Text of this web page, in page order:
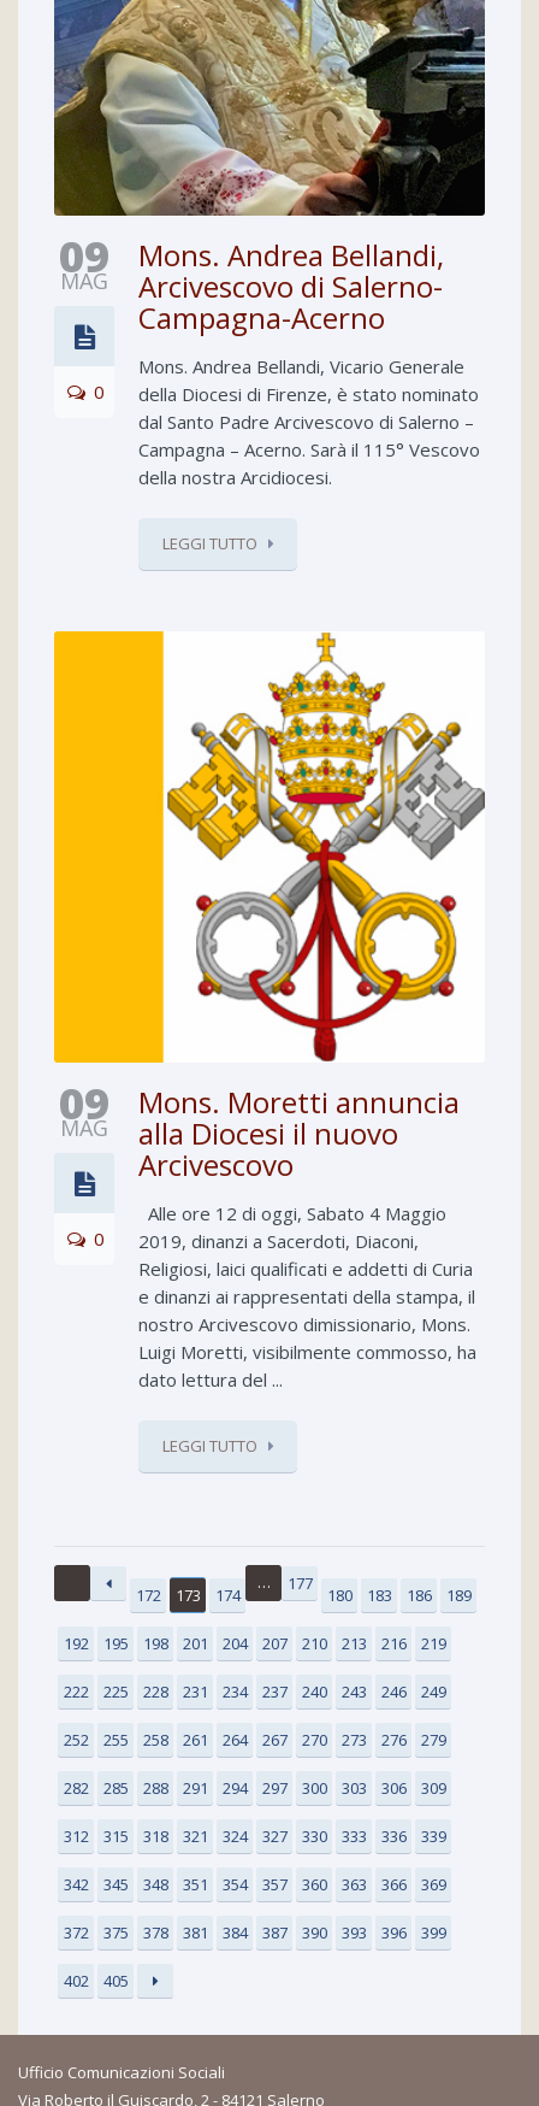
09
MAG
0
Mons. Andrea Bellandi,
Arcivescovo di Salerno-
Campagna-Acerno
Mons. Andrea Bellandi, Vicario Generale
della Diocesi di Firenze, è stato nominato
dal Santo Padre Arcivescovo di Salerno –
Campagna – Acerno. Sarà il 115° Vescovo
della nostra Arcidiocesi.
LEGGI TUTTO
09
MAG
0
Mons. Moretti annuncia
alla Diocesi il nuovo
Arcivescovo
Alle ore 12 di oggi, Sabato 4 Maggio
2019, dinanzi a Sacerdoti, Diaconi,
Religiosi, laici qualificati e addetti di Curia
e dinanzi ai rappresentati della stampa, il
nostro Arcivescovo dimissionario, Mons.
Luigi Moretti, visibilmente commosso, ha
dato lettura del ...
LEGGI TUTTO
172 173 174
… 177
180 183 186 189
192 195 198 201 204 207 210 213 216 219
222 225 228 231 234 237 240 243 246 249
252 255 258 261 264 267 270 273 276 279
282 285 288 291 294 297 300 303 306 309
312 315 318 321 324 327 330 333 336 339
342 345 348 351 354 357 360 363 366 369
372 375 378 381 384 387 390 393 396 399
402 405
Ufficio Comunicazioni Sociali
Via Roberto il Guiscardo, 2 - 84121 Salerno